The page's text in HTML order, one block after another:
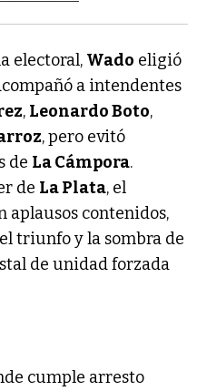
electoral, Wado eligió
a intendentes
, Leonardo Boto,
, pero evitó
de La Cámpora.
de La Plata, el
aplausos contenidos,
triunfo y la sombra de
de unidad forzada
cumple arresto